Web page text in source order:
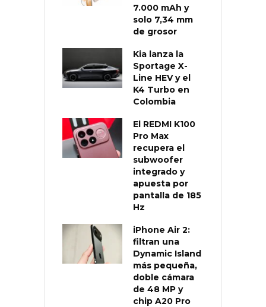
7.000 mAh y
solo 7,34 mm
de grosor
Kia lanza la
Sportage X-
Line HEV y el
K4 Turbo en
Colombia
El REDMI K100
Pro Max
recupera el
subwoofer
integrado y
apuesta por
pantalla de 185
Hz
iPhone Air 2:
filtran una
Dynamic Island
más pequeña,
doble cámara
de 48 MP y
chip A20 Pro